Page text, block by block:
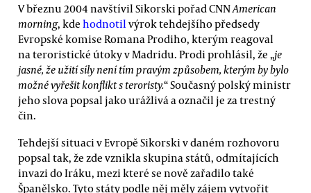
V březnu 2004 navštívil Sikorski pořad CNNAmerican
morning, kde hodnotil výrok tehdejšího předsedy
Evropské komise Romana Prodiho, kterým reagoval
na teroristické útoky v Madridu. Prodi prohlásil, že „je
jasné, že užití síly není tím pravým způsobem, kterým by bylo
možné vyřešit konflikt s teroristy.“ Současný polský ministr
jeho slova popsal jako urážlivá a označil je za trestný
čin.
Tehdejší situaci v Evropě Sikorski v daném rozhovoru
popsal tak, že zde vznikla skupina států, odmítajících
invazi do Iráku, mezi které se nově zařadilo také
Španělsko. Tyto státy podle něj měly zájem vytvořit